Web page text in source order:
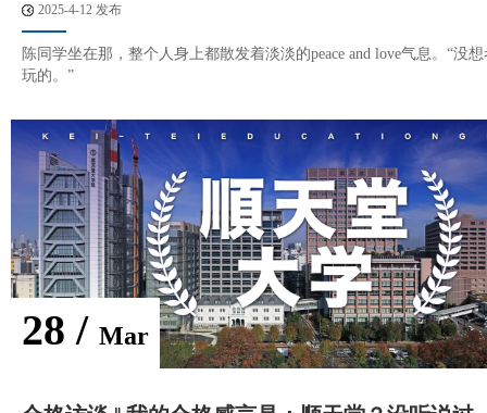
2025-4-12 发布
陈同学坐在那，整个人身上都散发着淡淡的peace and love气息。“没
玩的。”
28 / Mar